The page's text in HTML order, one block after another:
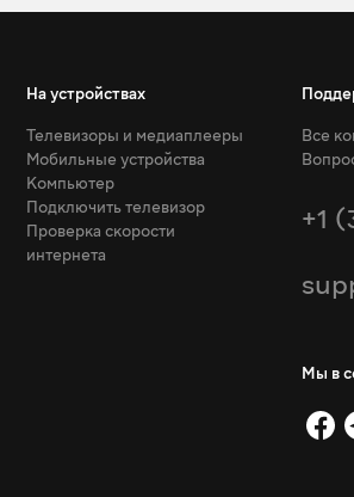
На устройствах
Телевизоры и медиаплееры
Мобильные устройства
Компьютер
Подключить телевизор
Проверка скорости
интернета
Все
+1
Мы в